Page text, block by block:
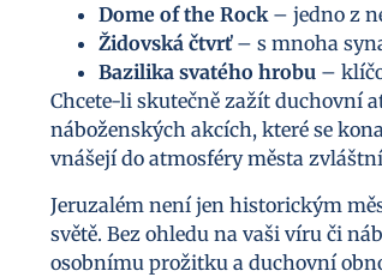
Dome of the Rock– jedno z
Židovská čtvrť– s mnoha
Bazilika svatého hrobu –
Chcete-li skutečně zažít duchovní
náboženských akcích, které se
vnášejí do atmosféry města
Jeruzalém není jen historickým
světě. Bez ohledu na vaši víru či
osobnímu prožitku a duchovní